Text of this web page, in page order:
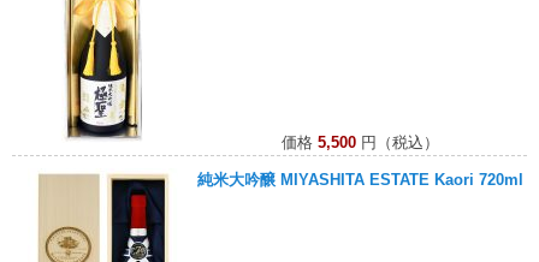
価格 5,500円（税込）
純米大吟醸 MIYASHITA ESTATE Kaori 720ml